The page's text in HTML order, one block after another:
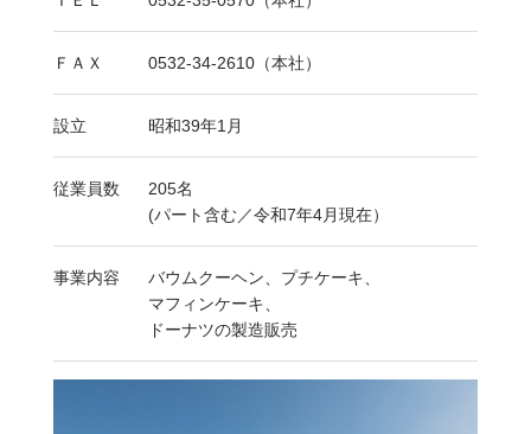
ＦＡＸ 0532-34-2610（本社）
設立 昭和39年1月
従業員数
205名
(パート含む／令和7年4月現在）
事業内容
バウムクーヘン、プチケーキ、
マフィンケーキ、
ドーナツの製造販売